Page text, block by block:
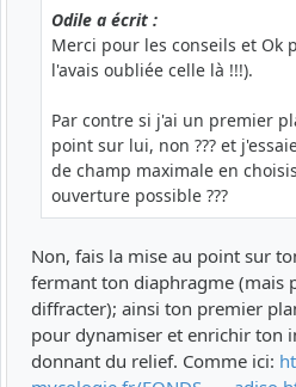
Odile a écrit :
Merci pour les conseils et Ok
l'avais oubliée celle là !!!).
Par contre si j'ai un premier
point sur lui, non ??? et
de champ maximale en
ouverture possible ???
Non, fais la mise au point sur
fermant ton diaphragme (mais
diffracter); ainsi ton premier
pour dynamiser et enrichir ton
donnant du relief. Comme ici: